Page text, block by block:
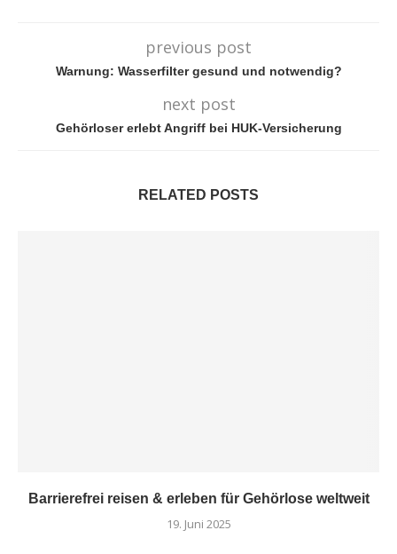
previous post
Warnung: Wasserfilter gesund und notwendig?
next post
Gehörloser erlebt Angriff bei HUK-Versicherung
RELATED POSTS
Barrierefrei reisen & erleben für Gehörlose weltweit
19. Juni 2025